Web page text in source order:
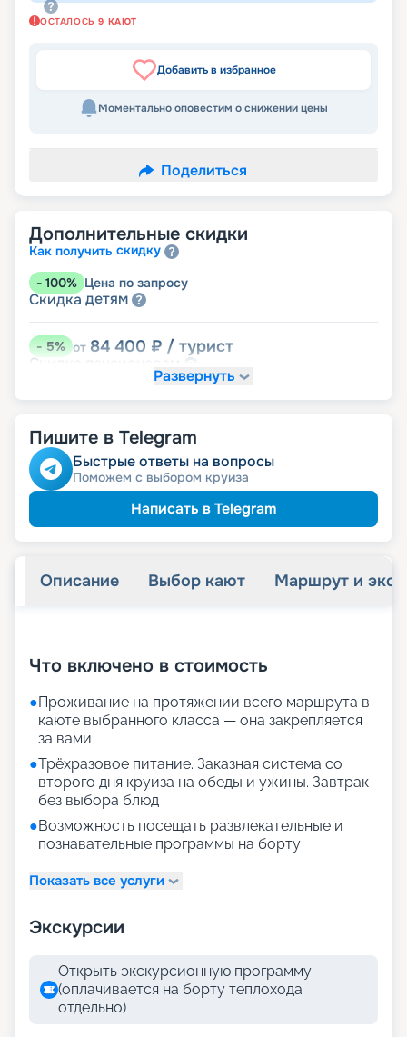
ОСТАЛОСЬ 9 КАЮТ
Добавить в избранное
Моментально оповестим о снижении цены
Поделиться
Дополнительные скидки
Как получить скидку
- 100% Цена по запросу
Скидка детям
-5% от 84 400 ₽ / турист
Скидка
Развернуть
Пишите в Telegram
Быстрые ответы на вопросы
Поможем с выбором круиза
Написать в Telegram
Описание Выбор кают Маршрут и
Что включено в стоимость
●Проживание на протяжении всего маршрута в
каюте выбранного класса — она закрепляется
за вами
●Трёхразовое питание. Заказная система со
второго дня круиза на обеды и ужины. Завтрак
без выбора блюд
●Возможность посещать развлекательные и
познавательные программы на борту
Показать все услуги
Экскурсии
Открыть экскурсионную программу
(оплачивается на борту теплохода
отдельно)